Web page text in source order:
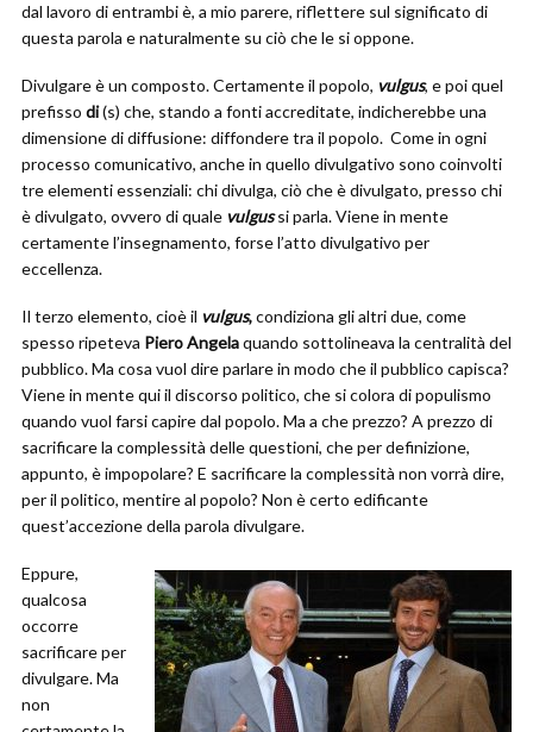
dal lavoro di entrambi è, a mio parere, riflettere sul significato di
questa parola e naturalmente su ciò che le si oppone.
Divulgare è un composto. Certamente il popolo, vulgus, e poi quel
prefisso di(s) che, stando a fonti accreditate, indicherebbe una
dimensione di diffusione: diffondere tra il popolo. Come in ogni
processo comunicativo, anche in quello divulgativo sono coinvolti
tre elementi essenziali: chi divulga, ciò che è divulgato, presso chi
è divulgato, ovvero di quale vulgus si parla. Viene in mente
certamente l’insegnamento, forse l’atto divulgativo per
eccellenza.
Il terzo elemento, cioè il vulgus,condiziona gli altri due, come
spesso ripeteva Piero Angelaquando sottolineava la centralità del
pubblico. Ma cosa vuol dire parlare in modo che il pubblico capisca?
Viene in mente qui il discorso politico, che si colora di populismo
quando vuol farsi capire dal popolo. Ma a che prezzo? A prezzo di
sacrificare la complessità delle questioni, che per definizione,
appunto, è impopolare? E sacrificare la complessità non vorrà dire,
per il politico, mentire al popolo? Non è certo edificante
quest’accezione della parola divulgare.
Eppure,
qualcosa
occorre
sacrificare per
divulgare. Ma
non